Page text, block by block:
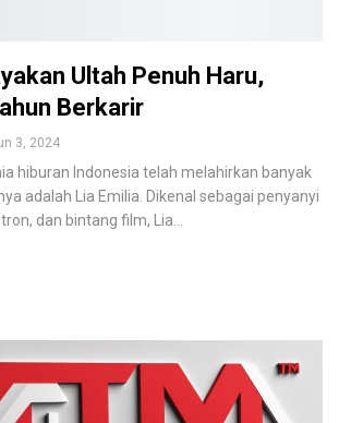
Ultah Penuh Haru,
Berkarir
3, 2024
hiburan Indonesia telah melahirkan banyak
adalah Lia Emilia. Dikenal sebagai penyanyi
dan bintang film, Lia…